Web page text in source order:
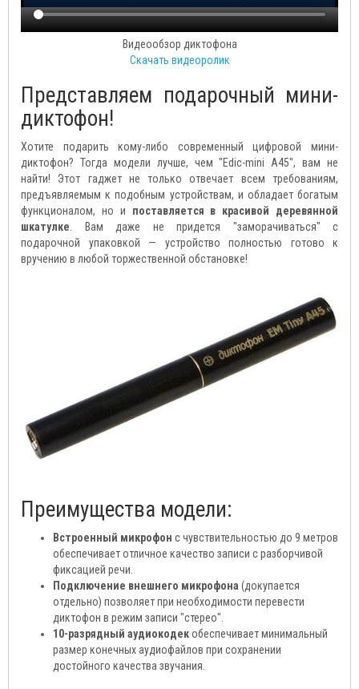
Видеообзор диктофона
Скачать видеоролик
Представляем подарочный мини-
диктофон!
Хотите подарить кому-либо современный цифровой мини-
диктофон? Тогда модели лучше, чем "Edic-mini A45", вам не
найти! Этот гаджет не только отвечает всем требованиям,
предъявляемым к подобным устройствам, и обладает богатым
функционалом, но и поставляется в красивой деревянной
шкатулке . Вам даже не придется "заморачиваться" с
подарочной упаковкой — устройство полностью готово к
вручению в любой торжественной обстановке!
Преимущества модели:
Встроенный микрофон с чувствительностью до 9 метров
обеспечивает отличное качество записи с разборчивой
фиксацией речи.
Подключение внешнего микрофона (докупается
отдельно) позволяет при необходимости перевести
диктофон в режим записи "стерео".
10-разрядный аудиокодекобеспечивает минимальный
размер конечных аудиофайлов при сохранении
достойного качества звучания.